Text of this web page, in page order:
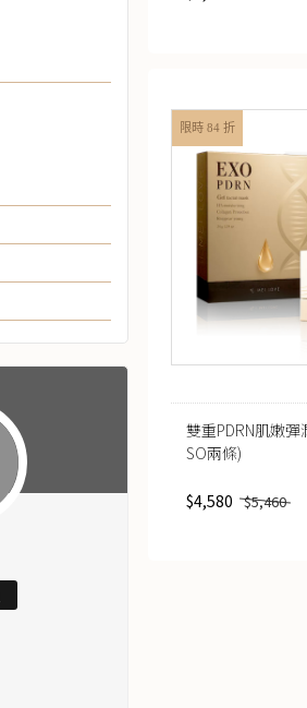
限時 84 折
雙重PDRN肌嫩
SO兩條)
$4,580 $5,460